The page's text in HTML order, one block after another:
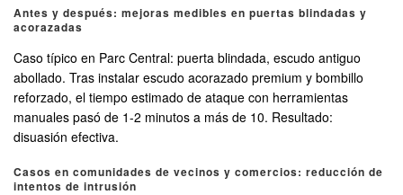
Antes y después: mejoras medibles en puertas blindadas y
acorazadas
Caso típico en Parc Central: puerta blindada, escudo antiguo
abollado. Tras instalar escudo acorazado premium y bombillo
reforzado, el tiempo estimado de ataque con herramientas
manuales pasó de 1-2 minutos a más de 10. Resultado:
disuasión efectiva.
Casos en comunidades de vecinos y comercios: reducción de
intentos de intrusión